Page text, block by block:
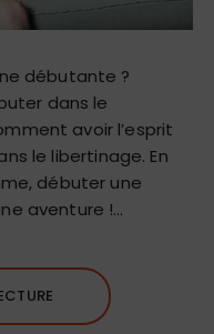
débutante ?
dans le
avoir l’esprit
le libertinage. En
débuter une
aventure !…